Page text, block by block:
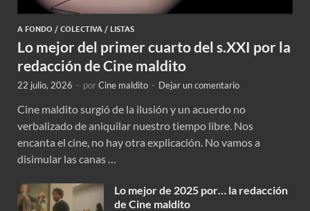
A FONDO / COLECTIVA / LISTAS
Lo mejor del primer cuarto del s.XXI por la
redacción de Cine maldito
22 julio, 2026 - porCine maldito - Dejar un comentario
Cine maldito surgió de la ilusión y un acuerdo no
verbalizado de aniquilar nuestro tiempo libre. Nos
encanta el cine, no hay otra explicación. No vamos a
disimular las canas …
Lo mejor de 2025 por… la redacción
de Cine maldito